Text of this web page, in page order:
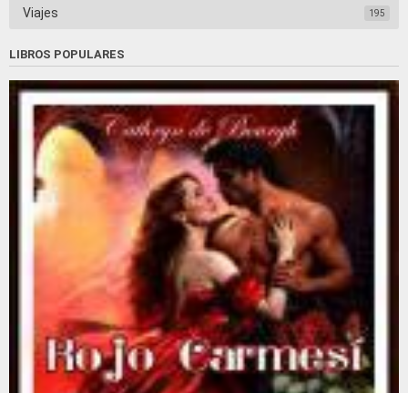
Viajes 195
LIBROS POPULARES